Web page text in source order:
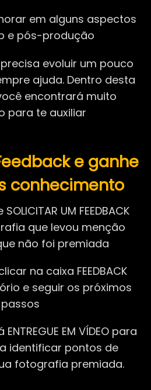
em alguns aspectos
e pós-produção
evoluir um pouco
ajuda. Dentro desta
encontrará muito
para te auxiliar
e ganhe
conhecimento
UM FEEDBACK
que levou menção
não foi premiada
na caixa FEEDBACK
e seguir os próximos
passos
EM VÍDEO para
identificar pontos de
fotografia premiada.